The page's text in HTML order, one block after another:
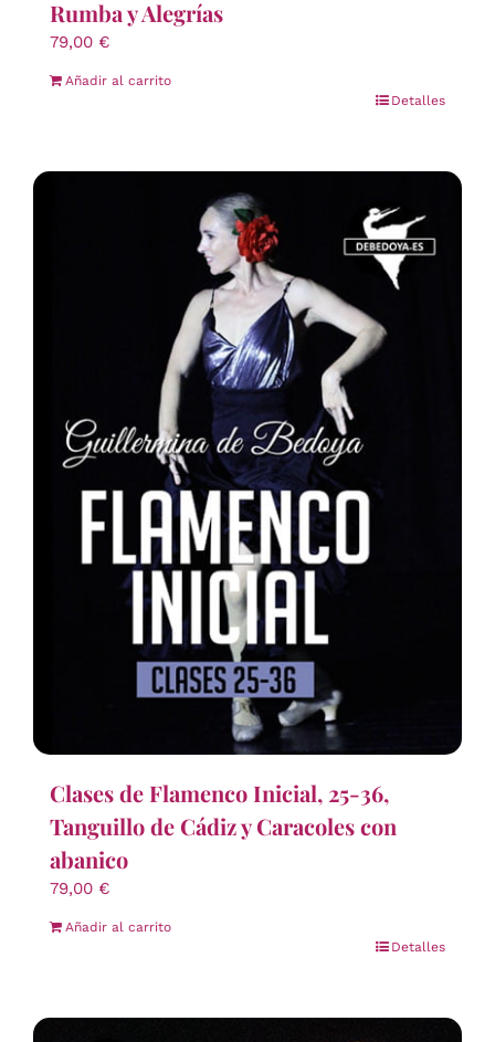
Rumba y Alegrías
79,00 €
Añadir al carrito
Detalles
Clases de Flamenco Inicial, 25-36,
Tanguillo de Cádiz y Caracoles con
abanico
79,00 €
Añadir al carrito
Detalles